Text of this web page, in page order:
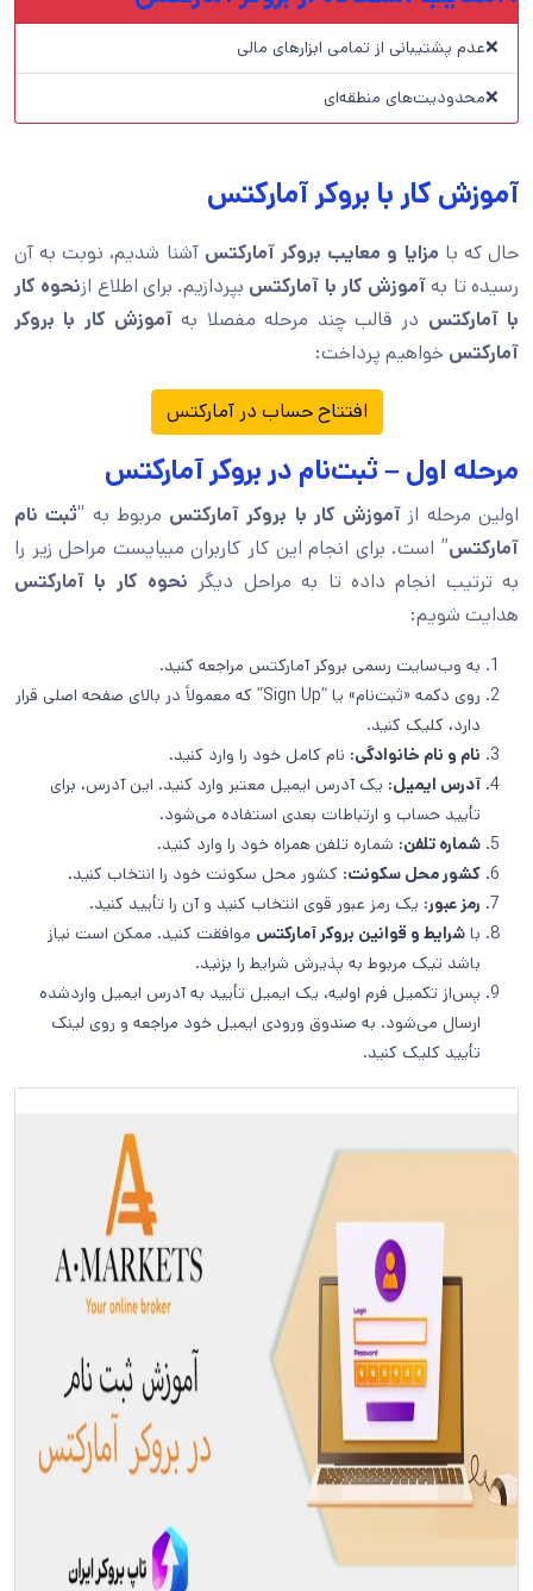
❌عدم پشتیبانی از تمامی ابزارهای مالی
❌محدودیت‌های منطقه‌ای
آموزش کار با بروکر آمارکتس
حال که با مزایا و معایب بروکر آمارکتس آشنا شدیم، نوبت به آن
رسیده تا بهآموزش کار با آمارکتس بپردازیم. برای اطلاع ازنحوه کار
با آمارکتس در قالب چند مرحله مفصلا به آموزش کار با بروکر
آمارکتس خواهیم پرداخت:
افتتاح حساب در آمارکتس
مرحله اول – ثبت‌نام در بروکر آمارکتس
اولین مرحله از آموزش کار با بروکر آمارکتس مربوط به “ثبت نام
آمارکتس” است. برای انجام این کار کاربران میبایست مراحل زیر را
به ترتیب انجام داده تا به مراحل دیگر نحوه کار با آمارکتس
هدایت شویم:
به وب‌سایت رسمی بروکر آمارکتس مراجعه کنید.
روی دکمه «ثبت‌نام» یا “Sign Up” که معمولاً در بالای صفحه اصلی قرار
دارد، کلیک کنید.
نام و نام خانوادگی: نام کامل خود را وارد کنید.
آدرس ایمیل: یک آدرس ایمیل معتبر وارد کنید. این آدرس، برای
تأیید حساب و ارتباطات بعدی استفاده می‌شود.
شماره تلفن: شماره تلفن همراه خود را وارد کنید.
کشور محل سکونت: کشور محل سکونت خود را انتخاب کنید.
رمز عبور: یک رمز عبور قوی انتخاب کنید و آن را تأیید کنید.
با شرایط و قوانین بروکر آمارکتس موافقت کنید. ممکن است نیاز
باشد تیک مربوط به پذیرش شرایط را بزنید.
پس‌از تکمیل فرم اولیه، یک ایمیل تأیید به آدرس ایمیل واردشده
ارسال می‌شود. به صندوق ورودی ایمیل خود مراجعه و روی لینک
تأیید کلیک کنید.